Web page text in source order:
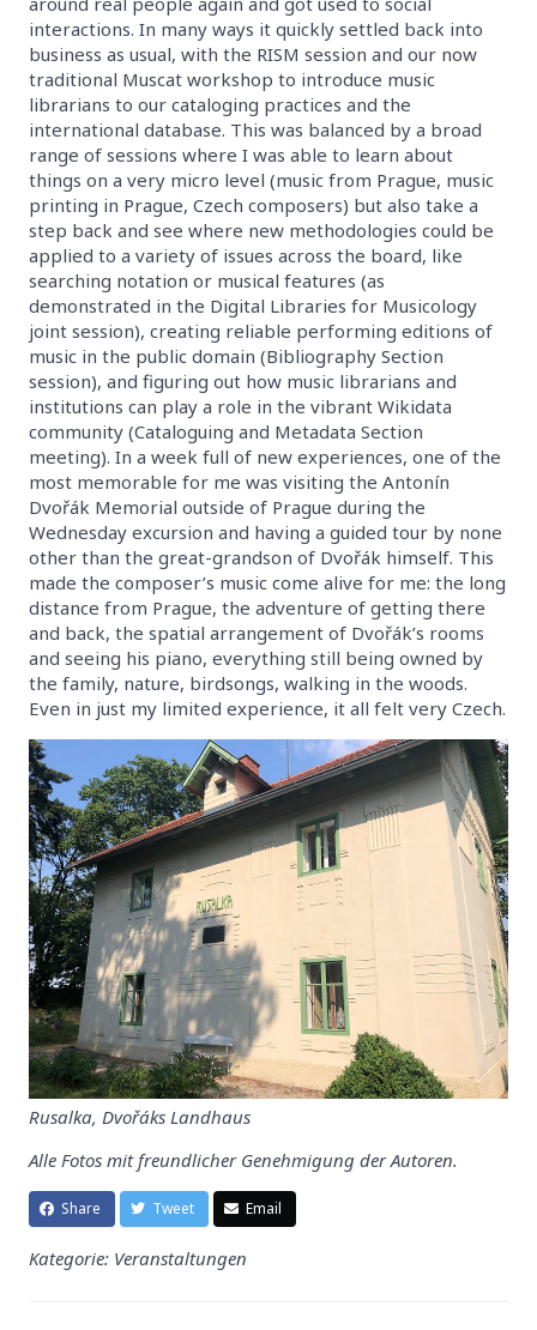
interactions. In many ways it quickly settled back into
business as usual, with the RISM session and our now
traditional Muscat workshop to introduce music
librarians to our cataloging practices and the
international database. This was balanced by a broad
range of sessions where I was able to learn about
things on a very micro level (music from Prague, music
printing in Prague, Czech composers) but also take a
step back and see where new methodologies could be
applied to a variety of issues across the board, like
searching notation or musical features (as
demonstrated in the Digital Libraries for Musicology
joint session), creating reliable performing editions of
music in the public domain (Bibliography Section
session), and figuring out how music librarians and
institutions can play a role in the vibrant Wikidata
community (Cataloguing and Metadata Section
meeting). In a week full of new experiences, one of the
most memorable for me was visiting the Antonín
Dvořák Memorial outside of Prague during the
Wednesday excursion and having a guided tour by none
other than the great-grandson of Dvořák himself. This
made the composer’s music come alive for me: the long
distance from Prague, the adventure of getting there
and back, the spatial arrangement of Dvořák’s rooms
and seeing his piano, everything still being owned by
the family, nature, birdsongs, walking in the woods.
Even in just my limited experience, it all felt very Czech.
Rusalka, Dvořáks Landhaus
Alle Fotos mit freundlicher Genehmigung der Autoren.
Share Tweet Email
Kategorie: Veranstaltungen